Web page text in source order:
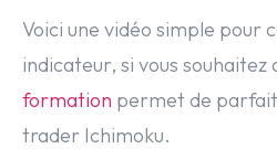
Voici une vidéo simple pour
indicateur, si vous souhaitez
formation permet de
trader Ichimoku.